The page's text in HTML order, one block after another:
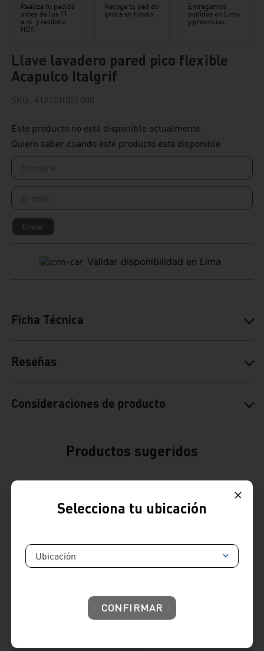
Realiza tu pedido
antes de las 11
a.m. y recíbelo
HOY.
Recoge tu pedido
gratis en tienda.
Entregamos
pedidos en Lima
y provincias.
Llave lavadero pared pico flexible
Acapulco Italgrif
SKU : 4121GR02L000
Este producto no está disponible actualmente
Quiero saber cuando este producto está disponible
Enviar
Validar disponibilidad en Lima
Ficha Técnica
Reseñas
Consideraciones de producto
Productos sugeridos
Llave para lavadero
a la pared barú
Llave para bar al
mueble cancun
Selecciona tu ubicación
Ubicación
CONFIRMAR